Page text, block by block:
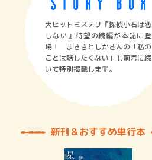
大ヒットミステリ『探偵小石は恋
しない』待望の続編が本誌に登
場！ まさきとしかさんの「私の
ことは話したくない」も前号に続
いて特別掲載します。
新刊＆おすすめ単行本